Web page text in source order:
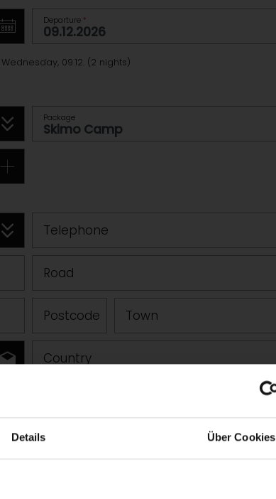
Details Über Cookies
Departure *
Wednesday, 09.12. (2 nights)
Package
Telephone
Road
Postcode Town
Country